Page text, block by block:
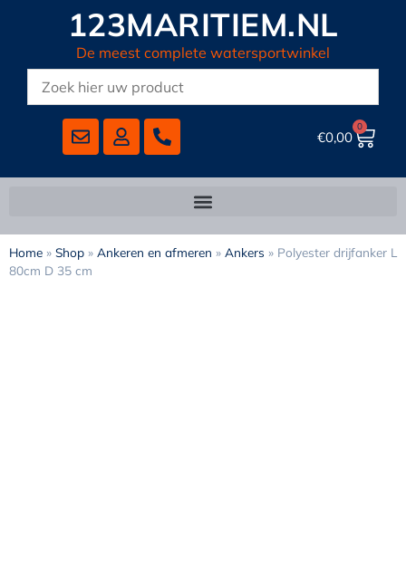
123MARITIEM.NL
De meest complete watersportwinkel
€0,00
0
Home » Shop » Ankeren en afmeren » Ankers » Polyester drijfanker L
80cm D 35 cm